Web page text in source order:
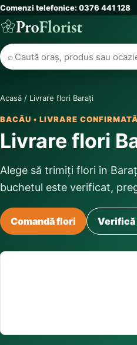
Comenzi telefonice: 0376 441 128
⌕
Acasă / Livrare flori Barați
BACĂU • LIVRARE
Livrare flori
Alege să trimiți flori în
buchetul este verificat,
Comandă flori Verifică